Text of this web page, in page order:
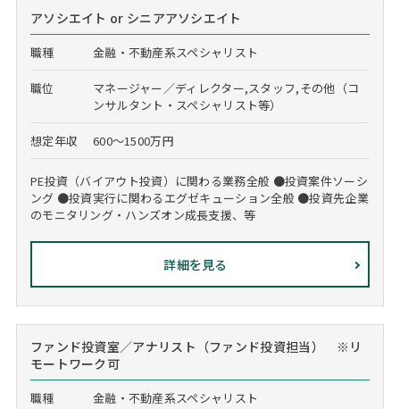
アソシエイト or シニアアソシエイト
職種 金融・不動産系スペシャリスト
職位
マネージャー／ディレクター,スタッフ,その他（コ
ンサルタント・スペシャリスト等）
想定年収 600～1500万円
PE投資（バイアウト投資）に関わる業務全般 ●投資案件ソーシ
ング ●投資実行に関わるエグゼキューション全般 ●投資先企業
のモニタリング・ハンズオン成長支援、等
詳細を見る
ファンド投資室／アナリスト（ファンド投資担当） ※リ
モートワーク可
職種 金融・不動産系スペシャリスト